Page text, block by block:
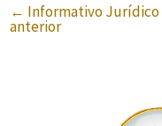
← Informativo Jurídico
anterior